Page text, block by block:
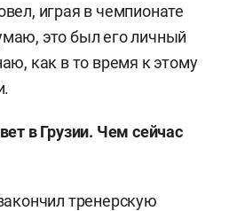
играя в чемпионате
это был его личный
как в то время к этому
в Грузии. Чем сейчас
тренерскую